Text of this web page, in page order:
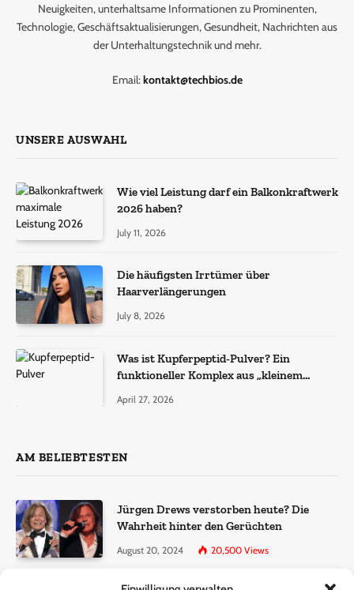
Neuigkeiten, unterhaltsame Informationen zu Prominenten,
Technologie, Geschäftsaktualisierungen, Gesundheit, Nachrichten aus
der Unterhaltungstechnik und mehr.
Email:kontakt@techbios.de
UNSERE AUSWAHL
Wie viel Leistung darf ein Balkonkraftwerk
2026 haben?
July 11, 2026
Die häufigsten Irrtümer über
Haarverlängerungen
July 8, 2026
Was ist Kupferpeptid-Pulver? Ein
funktioneller Komplex aus „kleinem
April 27, 2026
AM BELIEBTESTEN
Jürgen Drews verstorben heute? Die
Wahrheit hinter den Gerüchten
August 20, 2024 20,500 Views